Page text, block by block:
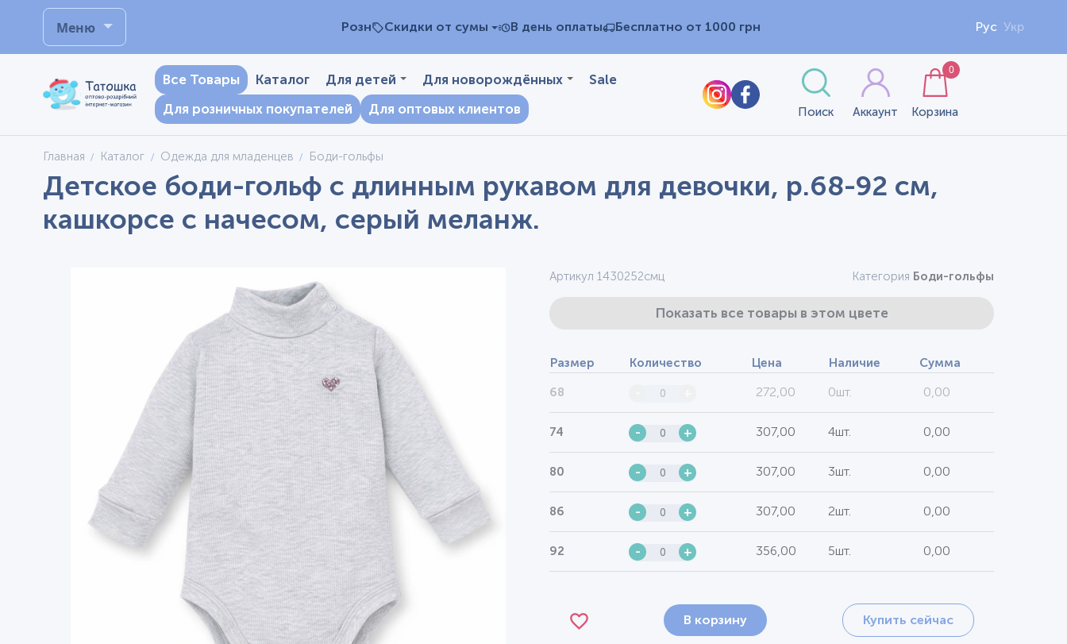
Меню Розн Скидки от сумы В день оплаты Бесплатно от 1000 грн Рус Укр
Все Товары Каталог Для детей Для новорождённых
Sale
Для розничных покупателей
Для оптовых клиентов Поиск Аккаунт Корзина
0
Главная Каталог Одежда для младенцев Боди-гольфы
Детское боди-гольф с длинным рукавом для девочки, р.68-92 см,
кашкорсе с начесом, серый меланж.
Артикул 1430252смц Категория Боди-гольфы
Показать все товары в этом цвете
Размер Количество Цена Наличие Сумма
68 272,00 0шт. 0,00
74 - + 307,00 4шт. 0,00
80 - + 307,00 3шт. 0,00
86 - + 307,00 2шт. 0,00
92 - + 356,00 5шт. 0,00
В корзину Купить сейчас